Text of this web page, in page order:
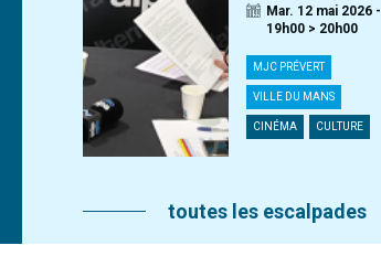
Mar. 12 mai 2026 -
19h00 > 20h00
MJC PRÉVERT
VILLE DU MANS
CINÉMA CULTURE
toutes les escalpades